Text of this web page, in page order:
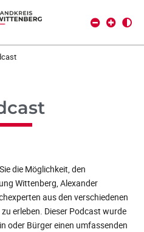
die Möglichkeit, den
Wittenberg, Alexander
aus den verschiedenen
erleben. Dieser Podcast wurde
oder Bürger einen umfassenden